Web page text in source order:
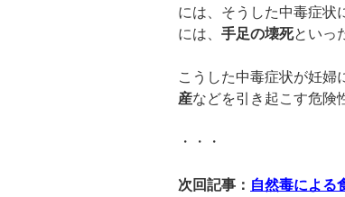
には、そうした中毒症状
には、 手足の壊死といっ
こうした中毒症状が妊婦
産などを引き起こす危険
・・・
次回記事： 自然毒による